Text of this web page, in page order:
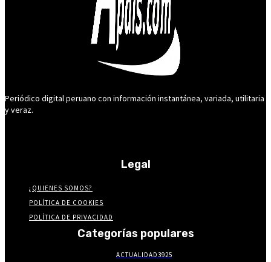
Periódico digital peruano con información instantánea, variada, utilitaria
y veraz.
Legal
¿QUIENES SOMOS?
POLÍTICA DE COOKIES
POLÍTICA DE PRIVACIDAD
Categorías populares
ACTUALIDAD3925